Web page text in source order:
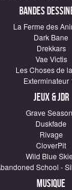
Bandes
La Ferme des
Dark Bane
Drekkars
Vae Victis
Les Choses de
Exterminateur
Jeux & JDR
Grave
Duskfade
Rivage
CloverPit
Wild Blue
School -
Musique